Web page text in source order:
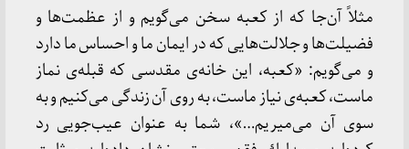
مثلاً آن‌جا كه از كعبه سخن می‌گویم و از عظمت‌ها و
فضیلت‌ها و جلالت‌هایی كه در ایمان ما و احساس ما دارد
و می‌گویم: «كعبه، این خانه‌ی مقدسی كه قبله‌ی نماز
ماست، كعبه‌ی نیاز ماست، به روی آن زندگی می‌كنیم و به
سوی آن می‌میریم…»، شما به عنوان عیب‌جویی رد